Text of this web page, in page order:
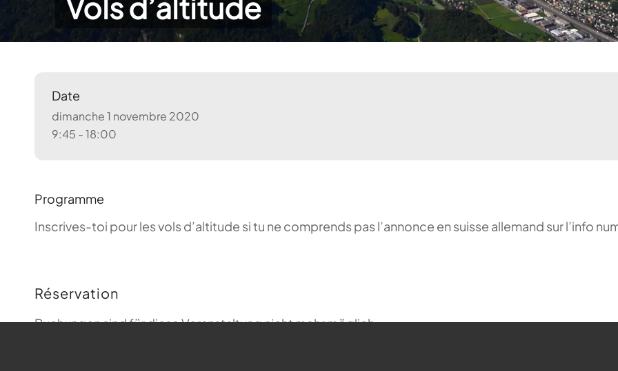
Date
dimanche 1 novembre 2020
9:45 - 18:00
Programme
Inscrives-toi pour les vols d’altitude si tu ne comprends pas l’annonce en suisse allemand sur l’info
Réservation
Buchungen sind für diese Veranstaltung nicht mehr möglich.